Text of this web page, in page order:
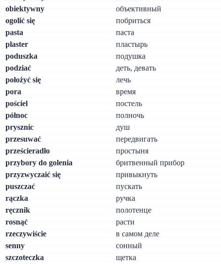
obiektywny
ogolić się
pasta
plaster
poduszka
podziać
położyć się
pora
pościel
północ
prysznic
przesuwać
prześcieradło
przybory do golenia
объективный
побриться
паста
пластырь
подушка
деть, девать
лечь
время
постель
полночь
душ
передвигать
простыня
бритвенный прибор
przyzwyczaić się
puszczać
rączka
ręcznik
rosnąć
rzeczywiście
senny
szczoteczka
привыкнуть
пускать
ручка
полотенце
расти
в самом деле
сонный
щетка